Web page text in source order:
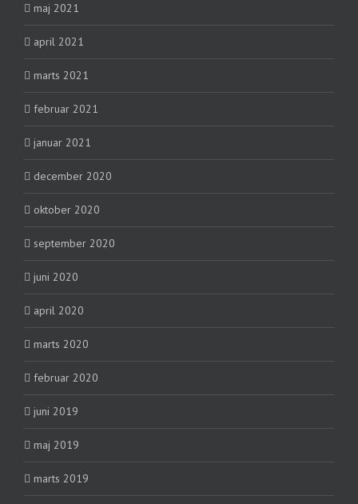
maj 2021
april 2021
marts 2021
februar 2021
januar 2021
december 2020
oktober 2020
september 2020
juni 2020
april 2020
marts 2020
februar 2020
juni 2019
maj 2019
marts 2019